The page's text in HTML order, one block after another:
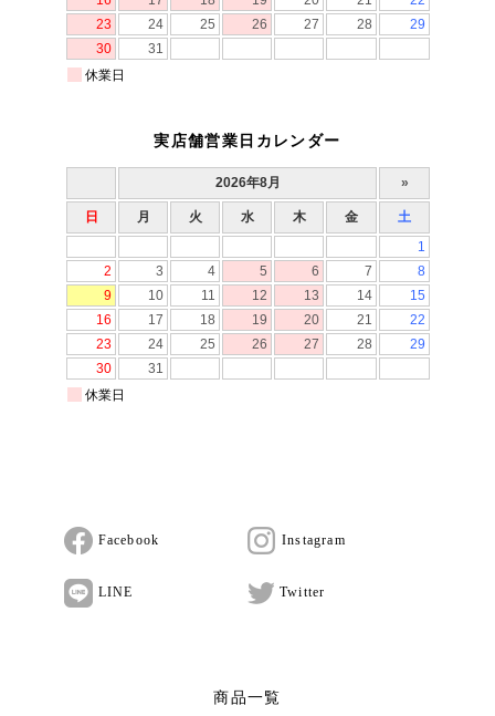
実店舗営業日カレンダー
Facebook Instagram
LINE Twitter
商品一覧